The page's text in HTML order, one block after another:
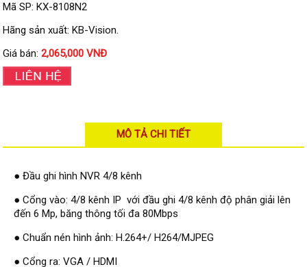
Đầu ghi IP KBVISION
Đầu ghi IP HDParagon
Đầu ghi IP Dahua
Đầu ghi IP Visionhitech
Camera HIKVISION
Camera Dahua
Camera Visionhitech
Camera KBVISION
Đầu ghi Analog
Đầu ghi HDParagon
Mã SP: KX-8108N2
Hãng sản xuất: KB-Vision.
Giá bán:2,065,000 VNĐ
MÔ TẢ CHI TIẾT
● Đầu ghi hình NVR 4/8 kênh
● Cổng vào: 4/8 kênh IP với đầu ghi 4/8 kênh độ phân giải lên
đến 6 Mp, băng thông tối đa 80Mbps
● Chuẩn nén hình ảnh: H.264+/ H264/MJPEG
● Cổng ra: VGA / HDMI